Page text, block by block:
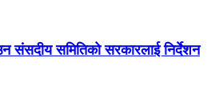
संसदीय समितिको सरकारलाई निर्देशन